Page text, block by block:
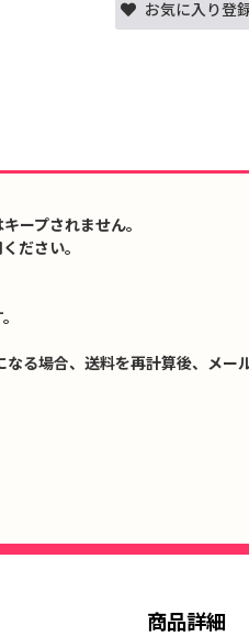
お気に入り登
ープされません。
ださい。
る場合、送料を再計算後、メー
商品詳細